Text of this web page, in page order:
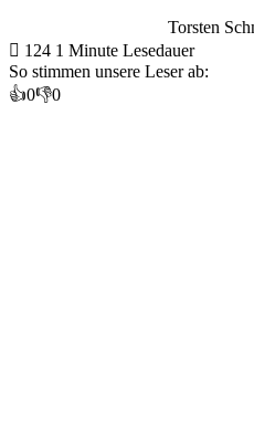
Torsten
124 1 Minute Lesedauer
So stimmen unsere Leser ab:
👍0👎0